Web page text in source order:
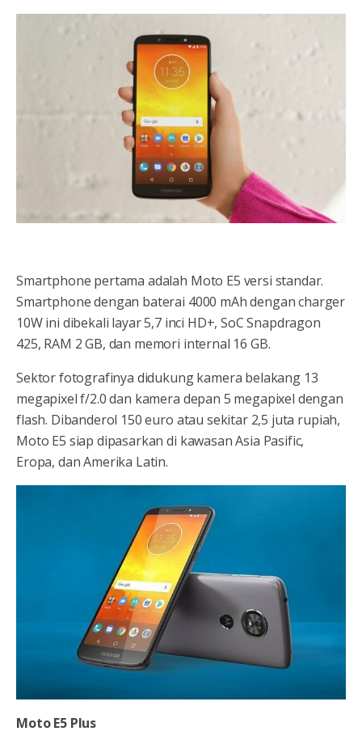
Smartphone pertama adalah Moto E5 versi standar.
Smartphone dengan baterai 4000 mAh dengan charger
10W ini dibekali layar 5,7 inci HD+, SoC Snapdragon
425, RAM 2 GB, dan memori internal 16 GB.
Sektor fotografinya didukung kamera belakang 13
megapixel f/2.0 dan kamera depan 5 megapixel dengan
flash. Dibanderol 150 euro atau sekitar 2,5 juta rupiah,
Moto E5 siap dipasarkan di kawasan Asia Pasific,
Eropa, dan Amerika Latin.
Moto E5 Plus